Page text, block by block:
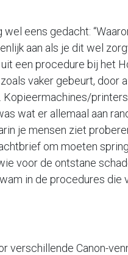
eens gedacht:
aan als je dit wel
een procedure bij het
vaker gebeurt, door
Kopieermachines/
wat er allemaal aan
je mensen ziet
om moeten
voor de ontstane
in de procedures die
Canon-